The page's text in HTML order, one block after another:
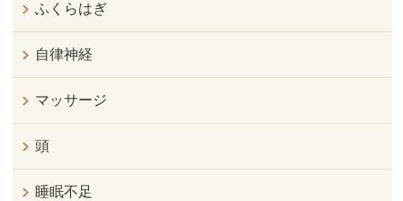
ふくらはぎ
自律神経
マッサージ
頭
睡眠不足